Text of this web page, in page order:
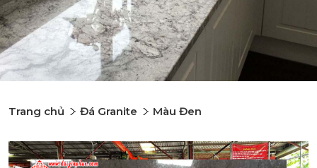
Trang chủ Đá Granite Màu Đen